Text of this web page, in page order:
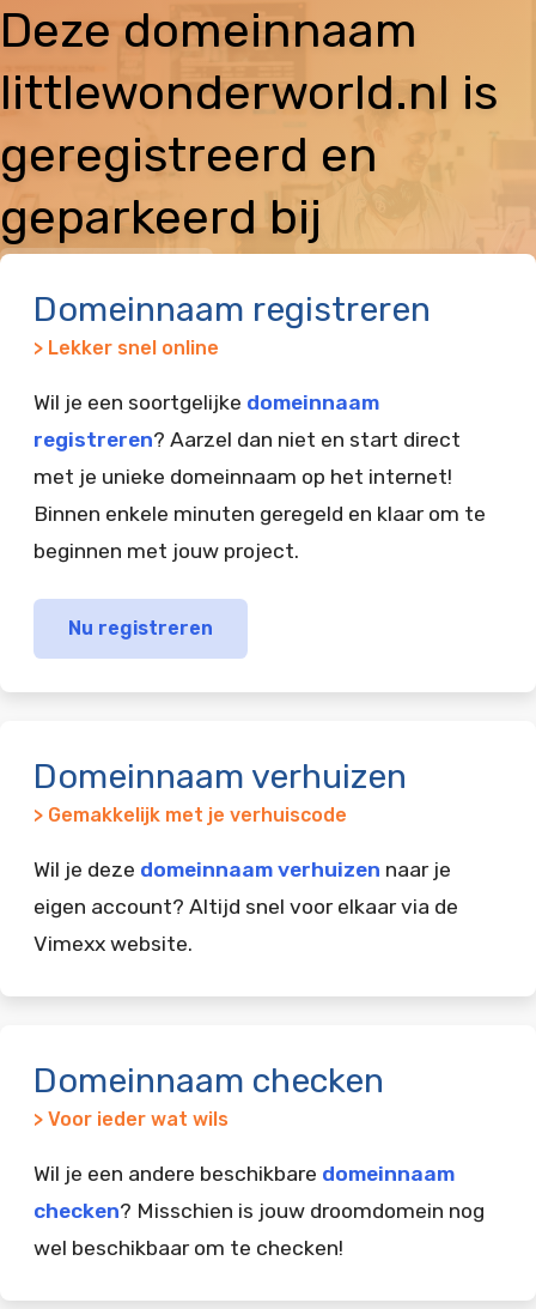
Deze domeinnaam
littlewonderworld.nl is
geregistreerd en
geparkeerd bij
Domeinnaam registreren
> Lekker snel online
Wil je een soortgelijke domeinnaam
registreren? Aarzel dan niet en start direct
met je unieke domeinnaam op het internet!
Binnen enkele minuten geregeld en klaar om te
beginnen met jouw project.
Nu registreren
Domeinnaam verhuizen
> Gemakkelijk met je verhuiscode
Wil je deze domeinnaam verhuizen naar je
eigen account? Altijd snel voor elkaar via de
Vimexx website.
Domeinnaam checken
> Voor ieder wat wils
Wil je een andere beschikbare domeinnaam
checken? Misschien is jouw droomdomein nog
wel beschikbaar om te checken!